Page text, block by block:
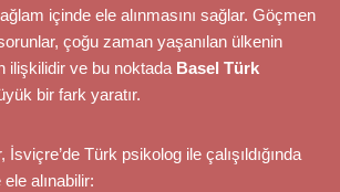
içinde ele alınmasını sağlar. Göçmen
çoğu zaman yaşanılan ülkenin
ilişkilidir ve bu noktada Basel Türk
bir fark yaratır.
Türk psikolog ile çalışıldığında
alınabilir: